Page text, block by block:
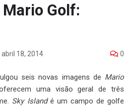
Golf:
abril 18, 2014 0
seis novas imagens de Mario
uma visão geral de três
Sky Islandé um campo de golfe